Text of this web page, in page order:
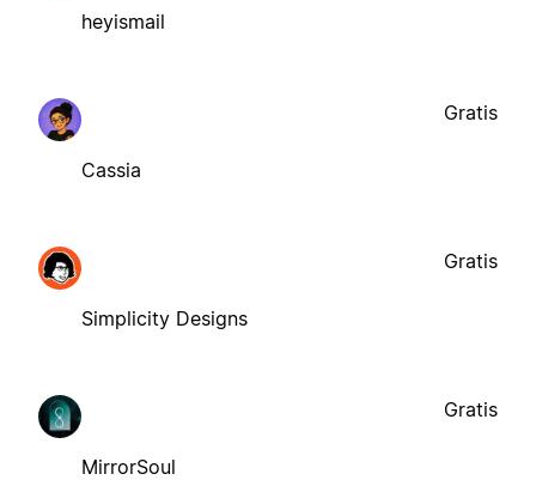
heyismail
Cassia
Gratis
Simplicity Designs
Gratis
MirrorSoul
Gratis